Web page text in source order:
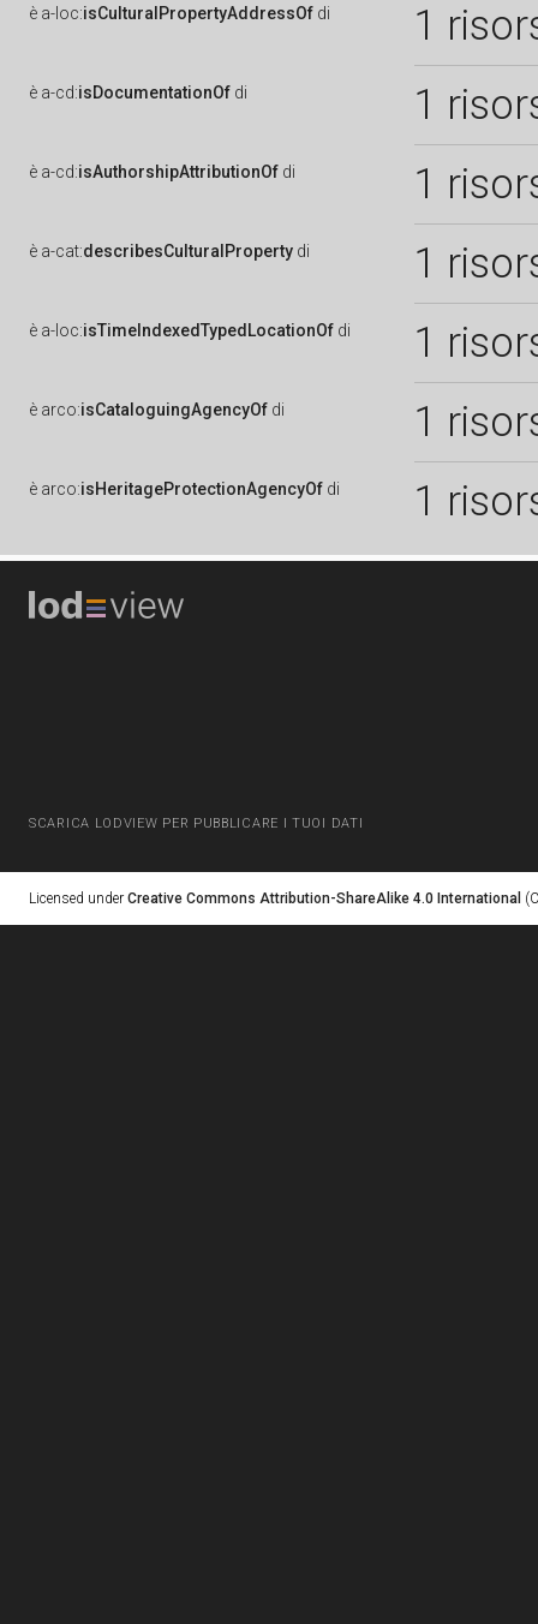
è a-loc:isCulturalPropertyAddressOf di 1
è a-cd:isDocumentationOf di 1
è a-cd:isAuthorshipAttributionOf di 1
è a-cat:describesCulturalProperty di 1
è a-loc:isTimeIndexedTypedLocationOf di 1
è arco:isCataloguingAgencyOf di 1
è arco:isHeritageProtectionAgencyOf di 1
SCARICA LODVIEW PER PUBBLICARE I TUOI DATI
Licensed under Creative Commons Attribution-ShareAlike 4.0 International